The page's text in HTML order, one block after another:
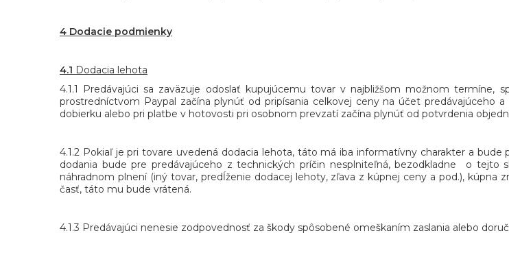
4 Dodacie podmienky
4.1 Dodacia lehota
4.1.1 Predávajúci sa zaväzuje odoslať kupujúcemu tovar v najbližšom možnom
prostredníctvom Paypal začína plynúť od pripísania celkovej ceny na účet predávajúceho
dobierku alebo pri platbe v hotovosti pri osobnom prevzatí začína plynúť od potvrdenia
4.1.2 Pokiaľ je pri tovare uvedená dodacia lehota, táto má iba informatívny charakter a
dodania bude pre predávajúceho z technických príčin nesplniteľná, bezodkladne o
náhradnom plnení (iný tovar, predĺženie dodacej lehoty, zľava z kúpnej ceny a pod.), kúpna
časť, táto mu bude vrátená.
4.1.3 Predávajúci nenesie zodpovednosť za škody spôsobené omeškaním zaslania alebo